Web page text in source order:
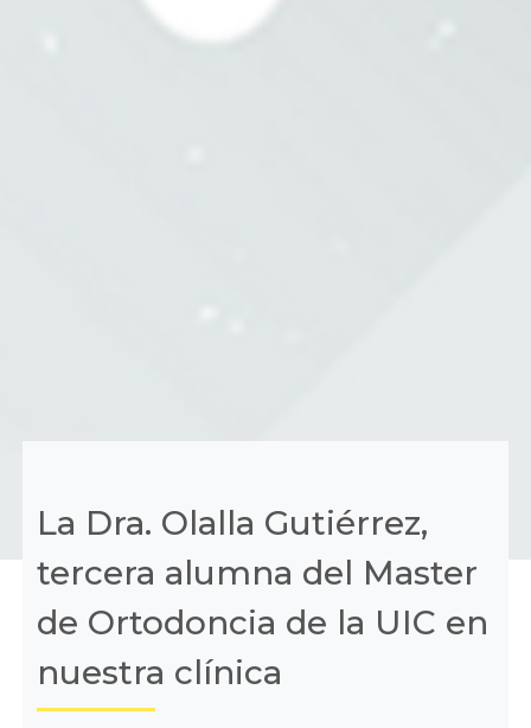
La Dra. Olalla Gutiérrez,
tercera alumna del Master
de Ortodoncia de la UIC en
nuestra clínica